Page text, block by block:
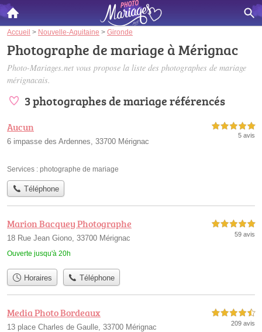
Accueil > Nouvelle-Aquitaine > Gironde
Photographe de mariage à Mérignac
Photo-Mariages.net vous propose la liste des photographes de mariage
mérignacais.
3 photographes de mariage référencés
Aucun
6 impasse des Ardennes, 33700 Mérignac
5,0 étoiles sur 5
5 avis
Services : photographe de mariage
Téléphone
Marion Bacquey Photographe
18 Rue Jean Giono, 33700 Mérignac
Ouverte jusqu'à 20h
5,0 étoiles sur 5
59 avis
Horaires Téléphone
Media Photo Bordeaux
13 place Charles de Gaulle, 33700 Mérignac
4,5 étoiles sur 5
209 avis